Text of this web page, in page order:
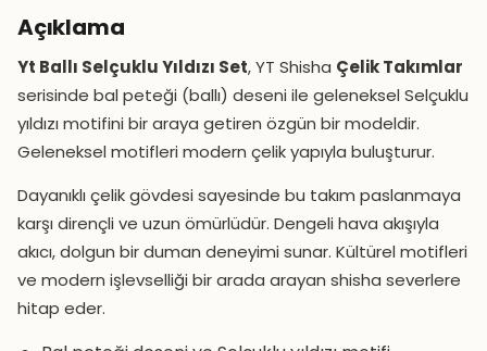
Açıklama
Yt Ballı Selçuklu Yıldızı Set, YT Shisha Çelik Takımlar
serisinde bal peteği (ballı) deseni ile geleneksel Selçuklu
yıldızı motifini bir araya getiren özgün bir modeldir.
Geleneksel motifleri modern çelik yapıyla buluşturur.
Dayanıklı çelik gövdesi sayesinde bu takım paslanmaya
karşı dirençli ve uzun ömürlüdür. Dengeli hava akışıyla
akıcı, dolgun bir duman deneyimi sunar. Kültürel motifleri
ve modern işlevselliği bir arada arayan shisha severlere
hitap eder.